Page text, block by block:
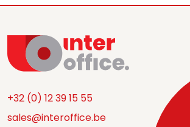
+32 (0) 12 39 15 55
sales@interoffice.be